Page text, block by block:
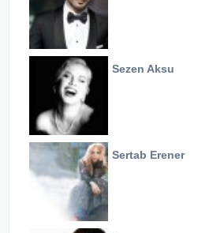
Sezen Aksu
Sertab Erener